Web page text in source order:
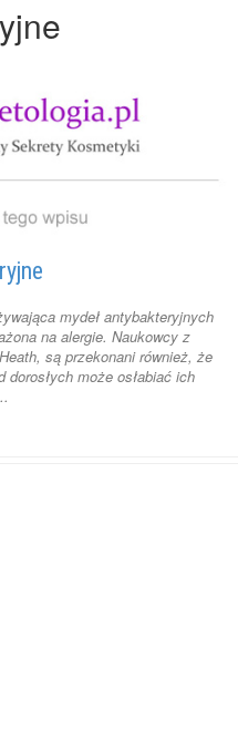
mydeł antybakteryjnych
na alergie. Naukowcy z
są przekonani również, że
może osłabiać ich